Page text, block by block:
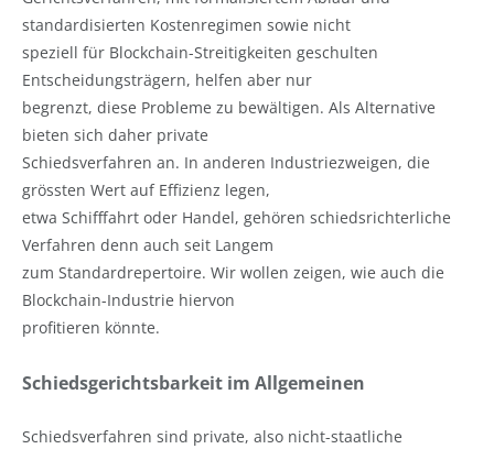
standardisierten Kostenregimen sowie nicht
speziell für Blockchain-Streitigkeiten geschulten
Entscheidungsträgern, helfen aber nur
begrenzt, diese Probleme zu bewältigen. Als Alternative
bieten sich daher private
Schiedsverfahren an. In anderen Industriezweigen, die
grössten Wert auf Effizienz legen,
etwa Schifffahrt oder Handel, gehören schiedsrichterliche
Verfahren denn auch seit Langem
zum Standardrepertoire. Wir wollen zeigen, wie auch die
Blockchain-Industrie hiervon
profitieren könnte.
Schiedsgerichtsbarkeit im Allgemeinen
Schiedsverfahren sind private, also nicht-staatliche